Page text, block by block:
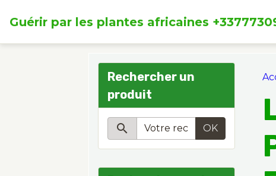
Guérir par les plantes africaines
Rechercher un
produit
OK